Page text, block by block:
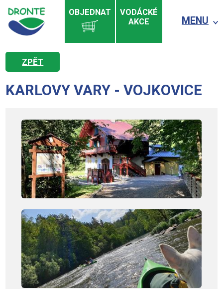
OBJEDNAT
VODÁCKÉ
AKCE
MENU
ZPĚT
KARLOVY VARY - VOJKOVICE